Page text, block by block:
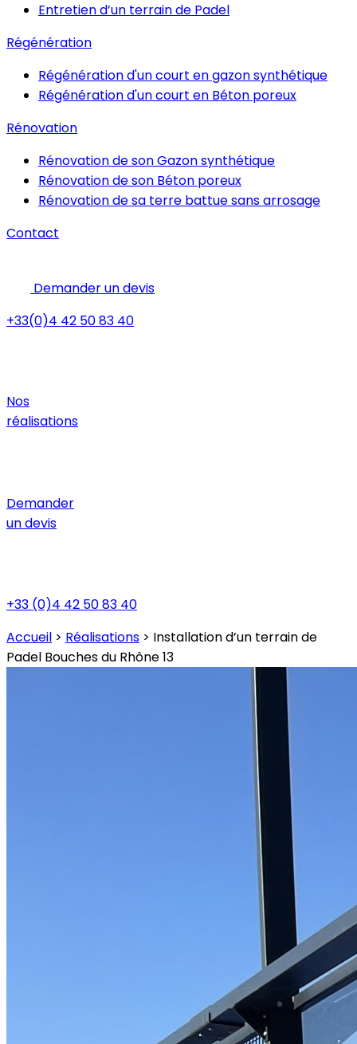
Entretien d’un terrain de Padel
Régénération
Régénération d'un court en gazon synthétique
Régénération d'un court en Béton poreux
Rénovation
Rénovation de son Gazon synthétique
Rénovation de son Béton poreux
Rénovation de sa terre battue sans arrosage
Contact
Demander un devis
+33(0)4 42 50 83 40
Nos
réalisations
Demander
un devis
+33 (0)4 42 50 83 40
Accueil > Réalisations > Installation d’un terrain de
Padel Bouches du Rhône 13